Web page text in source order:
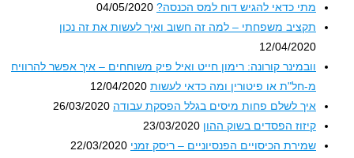
מתי כדאי להגיש דוח למס הכנסה? 04/05/2020
תקציב משפחתי – למה זה חשוב ואיך לעשות את זה נכון
12/04/2020
וובמינר קורונה: רימון חייט ואיל פיק משוחחים – איך אפשר להרוויח
מ-חל"ת או פיטורין ומה כדאי לעשות 12/04/2020
איך לשלם פחות מיסים בגלל הפסקת עבודה 26/03/2020
קיזוז הפסדים בשוק ההון 23/03/2020
שמירת הכיסויים הפנסיוניים – ריסק זמני 22/03/2020